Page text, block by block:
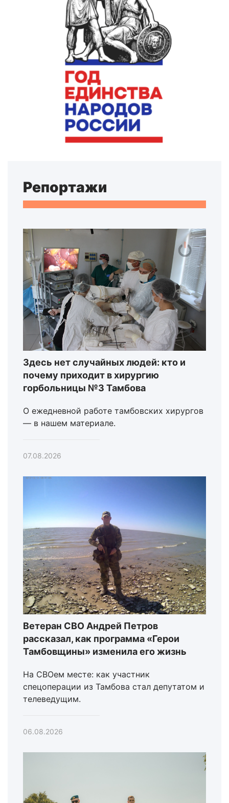
Репортажи
Здесь нет случайных людей: кто и
почему приходит в хирургию
горбольницы №3 Тамбова
О ежедневной работе тамбовских хирургов
— в нашем материале.
07.08.2026
Ветеран СВО Андрей Петров
рассказал, как программа «Герои
Тамбовщины» изменила его жизнь
На СВОем месте: как участник
спецоперации из Тамбова стал депутатом и
телеведущим.
06.08.2026